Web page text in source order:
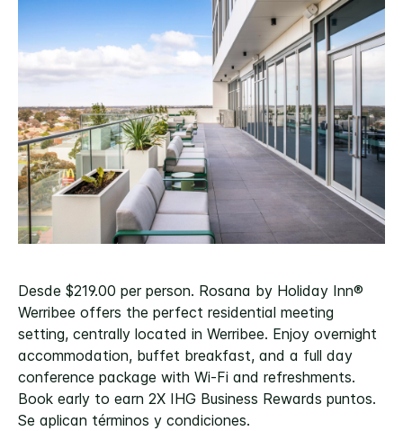
Desde $219.00 per person. Rosana by Holiday Inn®
Werribee offers the perfect residential meeting
setting, centrally located in Werribee. Enjoy overnight
accommodation, buffet breakfast, and a full day
conference package with Wi-Fi and refreshments.
Book early to earn 2X IHG Business Rewards puntos.
Se aplican términos y condiciones.